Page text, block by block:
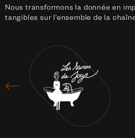
Nous transformons la donnée en
tangibles sur l’ensemble de la